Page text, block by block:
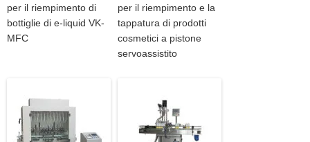
per il riempimento di
bottiglie di e-liquid VK-
MFC
per il riempimento e la
tappatura di prodotti
cosmetici a pistone
servoassistito